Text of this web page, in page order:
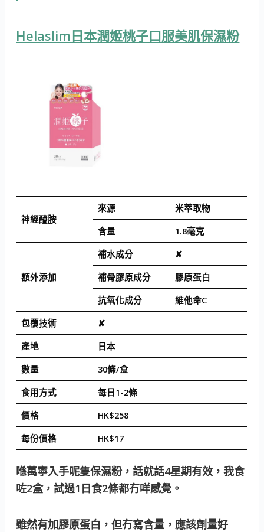
Helaslim日本潤姬桃子口服美肌保濕粉
神經醯胺
來源
米萃取物
含量
1.8毫克
額外添加
補水成分
✘
補骨膠原成分
膠原蛋白
抗氧化成分
維他命C
包覆技術
✘
產地
日本
數量
30條/盒
食用方式
每日1-2條
價格
HK$258
每份價格
HK$17
喺萬寧入手呢隻保濕粉，話就話4星期有效，我食
咗2盒，試過1日食2條都冇咩感覺。
雖然有加膠原蛋白，但冇寫含量，應該劑量好